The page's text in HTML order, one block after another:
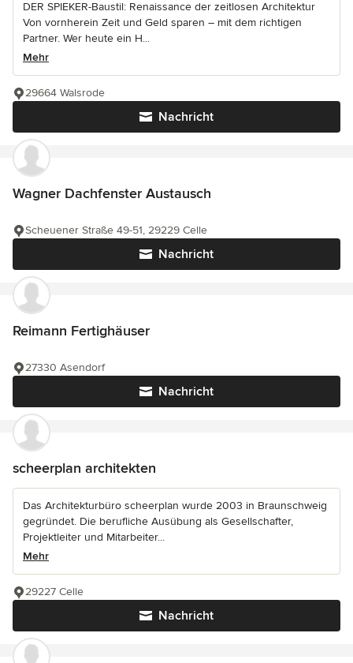
DER SPIEKER-Baustil: Renaissance der zeitlosen Architektur
Von vornherein Zeit und Geld sparen – mit dem richtigen
Partner. Wer heute ein H...
Mehr
Nachricht
29664 Walsrode
Wagner Dachfenster Austausch
Nachricht
Scheuener Straße 49-51, 29229 Celle
Reimann Fertighäuser
Nachricht
27330 Asendorf
scheerplan architekten
Das Architekturbüro scheerplan wurde 2003 in Braunschweig
gegründet. Die berufliche Ausübung als Gesellschafter,
Projektleiter und Mitarbeiter...
Mehr
Nachricht
29227 Celle